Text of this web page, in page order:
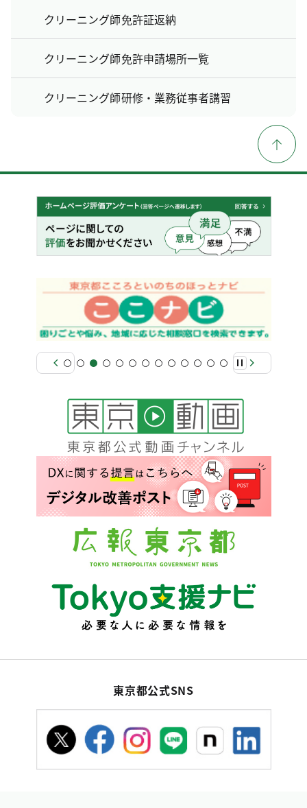
クリーニング師免許証返納
クリーニング師免許申請場所一覧
クリーニング師研修・業務従事者講習
東京都公式SNS